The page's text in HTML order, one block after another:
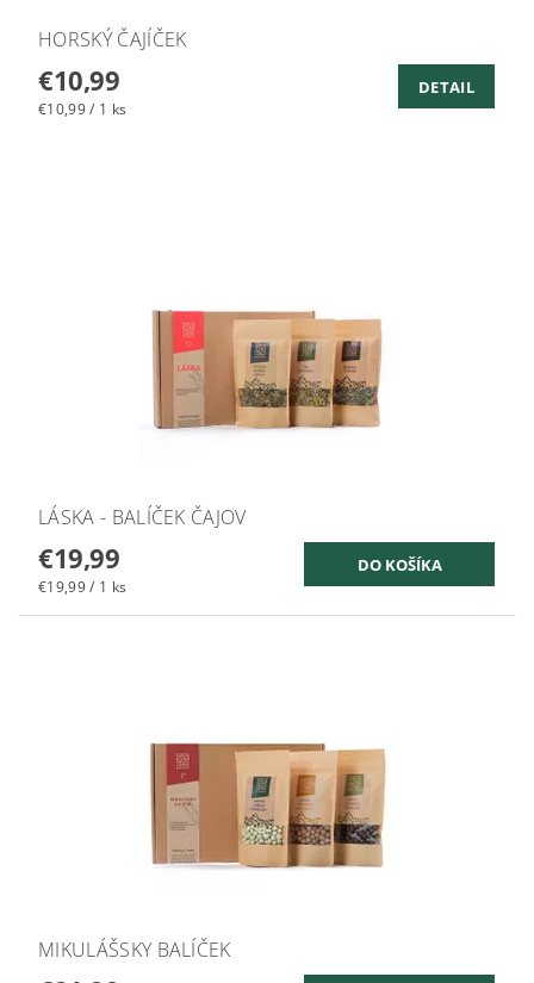
HORSKÝ ČAJÍČEK
€10,99
€10,99 / 1 ks
DETAIL
LÁSKA - BALÍČEK ČAJOV
€19,99
€19,99 / 1 ks
MIKULÁŠSKY BALÍČEK